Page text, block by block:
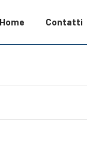
Home Contatti